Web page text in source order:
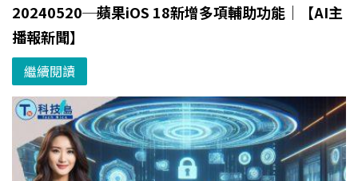
20240520─蘋果iOS 18新增多項輔助功能｜【AI主
播報新聞】
繼續閱讀